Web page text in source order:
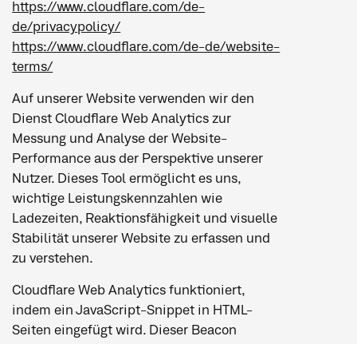
https://www.cloudflare.com/de-
de/privacypolicy/
https://www.cloudflare.com/de-de/website-
terms/
Auf unserer Website verwenden wir den
Dienst Cloudflare Web Analytics zur
Messung und Analyse der Website-
Performance aus der Perspektive unserer
Nutzer. Dieses Tool ermöglicht es uns,
wichtige Leistungskennzahlen wie
Ladezeiten, Reaktionsfähigkeit und visuelle
Stabilität unserer Website zu erfassen und
zu verstehen.
Cloudflare Web Analytics funktioniert,
indem ein JavaScript-Snippet in HTML-
Seiten eingefügt wird. Dieser Beacon